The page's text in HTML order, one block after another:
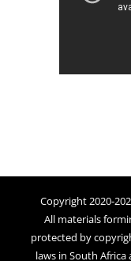
Copyright 2020-
All materials
protected by
laws in South